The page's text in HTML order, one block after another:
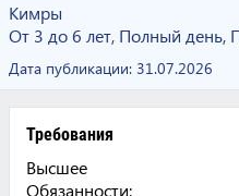
Кимры
От 3 до 6 лет, Полный день,
Дата публикации: 31.07.2026
Требования
Высшее
Обязанности: